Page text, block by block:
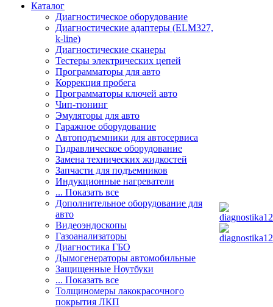
Каталог
Диагностическое оборудование
Диагностические адаптеры (ELM327,
k-line)
Диагностические сканеры
Тестеры электрических цепей
Программаторы для авто
Коррекция пробега
Программаторы ключей авто
Чип-тюнинг
Эмуляторы для авто
Гаражное оборудование
Автоподъемники для автосервиса
Гидравлическое оборудование
Замена технических жидкостей
Запчасти для подъемников
Индукционные нагреватели
... Показать все
Дополнительное оборудование для
авто
Видеоэндоскопы
Газоанализаторы
Диагностика ГБО
Дымогенераторы автомобильные
Защищенные Ноутбуки
... Показать все
Толщиномеры лакокрасочного
покрытия ЛКП